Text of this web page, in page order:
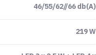
46/55/62//66 db(A)
219 W